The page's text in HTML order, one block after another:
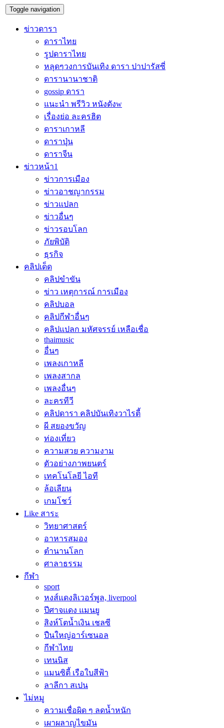
Toggle navigation
ข่าวดารา
ดาราไทย
รูปดาราไทย
หลุดๆวงการบันเทิง ดารา ปาปารัสซี่
ดารานานาชาติ
gossip ดารา
แนะนำ พรีวิว หนังดังw
เรื่องย่อ ละครฮิต
ดาราเกาหลี
ดาราปุ่น
ดาราจีน
ข่าวหน้า1
ข่าวการเมือง
ข่าวอาชญากรรม
ข่าวแปลก
ข่าวอื่นๆ
ข่าวรอบโลก
ภัยพิบัติ
ธุรกิจ
คลิปเด็ด
คลิปขำขัน
ข่าว เหตุการณ์ การเมือง
คลิปบอล
คลิปกีฬาอื่นๆ
คลิปแปลก มหัศจรรย์ เหลือเชื่อ
thaimusic
อื่นๆ
เพลงเกาหลี
เพลงสากล
เพลงอื่นๆ
ละครทีวี
คลิปดารา คลิปบันเทิงวาไรตี้
ผี สยองขวัญ
ท่องเที่ยว
ความสวย ความงาม
ตัวอย่างภาพยนตร์
เทคโนโลยี ไอที
ล้อเลียน
เกมโชว์
Like สาระ
วิทยาศาสตร์
อาหารสมอง
ตำนานโลก
ศาลาธรรม
กีฬา
sport
หงส์แดงลิเวอร์พูล, liverpool
ปีศาจแดง แมนยู
สิงห์โตน้ำเงิน เชลซี
ปืนใหญ่อาร์เซนอล
กีฬาไทย
เทนนิส
แมนซิตี้ เรือใบสีฟ้า
ลาลีกา สเปน
ไม่หมู
ความเชื่อผิด ๆ ลดน้ำหนัก
เผาผลาญไขมัน